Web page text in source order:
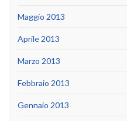
Maggio 2013
Aprile 2013
Marzo 2013
Febbraio 2013
Gennaio 2013